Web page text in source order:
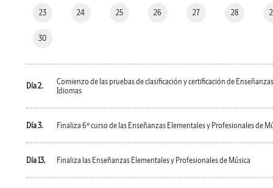
23 24 25 26 27 28
30
Día 2.
Comienzo de las pruebas de clasificación y certificación de
Idiomas
Día 3. Finaliza 6º curso de las Enseñanzas Elementales y Profesionales de
Día 13. Finaliza las Enseñanzas Elementales y Profesionales de Música